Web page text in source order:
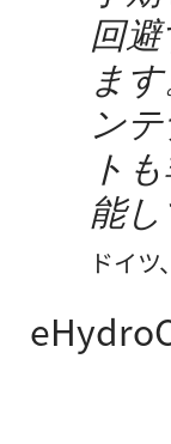
回
ま
ン
ト
能し
ドイ